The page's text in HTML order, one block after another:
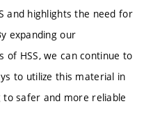
and highlights the need for
expanding our
HSS, we can continue to
to utilize this material in
safer and more reliable